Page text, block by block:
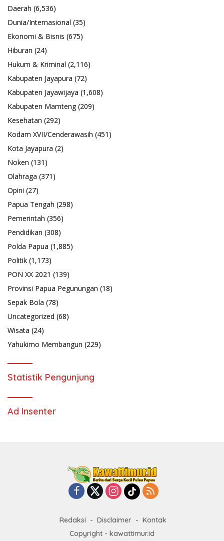
Daerah (6,536)
Dunia/Internasional (35)
Ekonomi & Bisnis (675)
Hiburan (24)
Hukum & Kriminal (2,116)
Kabupaten Jayapura (72)
Kabupaten Jayawijaya (1,608)
Kabupaten Mamteng(209)
Kesehatan (292)
Kodam XVII/Cenderawasih (451)
Kota Jayapura (2)
Noken (131)
Olahraga (371)
Opini (27)
Papua Tengah (298)
Pemerintah (356)
Pendidikan (308)
Polda Papua (1,885)
Politik (1,173)
PON XX 2021 (139)
Provinsi Papua Pegunungan (18)
Sepak Bola (78)
Uncategorized (68)
Wisata (24)
Yahukimo Membangun (229)
Statistik Pengunjung
Ad Insenter
Redaksi Disclaimer
Kontak
Copyright - kawattimur.id